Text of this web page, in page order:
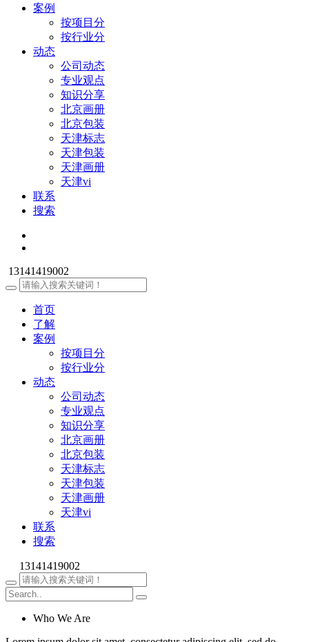
案例
按项目分
按行业分
动态
公司动态
专业观点
知识分享
北京画册
北京包装
天津标志
天津包装
天津画册
天津vi
联系
搜索
13141419002
首页
了解
案例
按项目分
按行业分
动态
公司动态
专业观点
知识分享
北京画册
北京包装
天津标志
天津包装
天津画册
天津vi
联系
搜索
13141419002
Who We Are